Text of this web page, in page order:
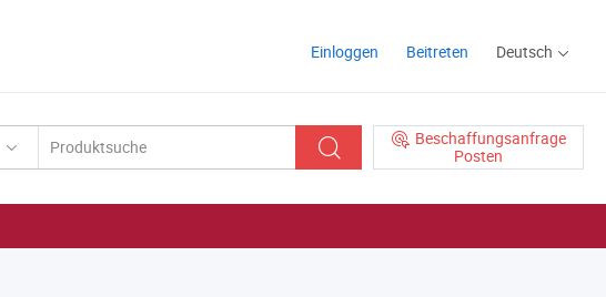
Einloggen Beitreten Deutsch
Beschaffungsanfrage
Posten